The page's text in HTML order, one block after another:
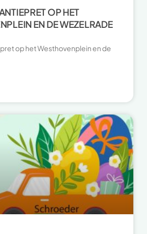
OP HET
EN DE WEZELRADE
op het Westhovenplein en de